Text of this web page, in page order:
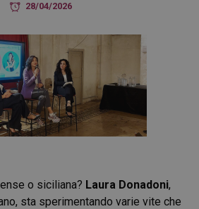
28/04/2026
o siciliana? Laura Donadoni,
sta sperimentando varie vite che